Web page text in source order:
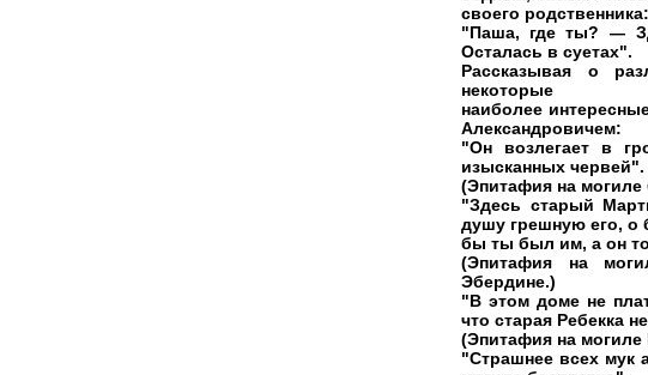
своего родственника:
"Паша, где ты? —
Осталась в суетах".
Рассказывая о
некоторые
наиболее
Александровичем:
"Он возлегает в
изысканных червей".
(Эпитафия на могиле
"Здесь старый
душу грешную его, о
бы ты был им, а он
(Эпитафия на
Эбердине.)
"В этом доме не
что старая Ребекка
(Эпитафия на могиле
"Страшнее всех мук